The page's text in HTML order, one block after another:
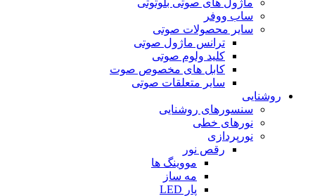
ماژول های صوتی بلوتوثی
ساب ووفر
سایر محصولات صوتی
ترانس ماژول صوتی
کلید ولوم صوتی
کابل های مخصوص صوت
سایر متعلقات صوتی
روشنایی
سنسورهای روشنایی
نورهای خطی
نورپردازی
رقص نور
مووینگ ها
مه ساز
پار LED